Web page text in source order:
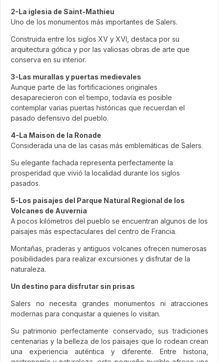
2-La iglesia de Saint-Mathieu
Uno de los monumentos más importantes de Salers.
Construida entre los siglos XV y XVI, destaca por su
arquitectura gótica y por las valiosas obras de arte que
conserva en su interior.
3-Las murallas y puertas medievales
Aunque parte de las fortificaciones originales
desaparecieron con el tiempo, todavía es posible
contemplar varias puertas históricas que recuerdan el
pasado defensivo del pueblo.
4-La Maison de la Ronade
Considerada una de las casas más emblemáticas de Salers.
Su elegante fachada representa perfectamente la
prosperidad que vivió la localidad durante los siglos
pasados.
5-Los paisajes del Parque Natural Regional de los
Volcanes de Auvernia
A pocos kilómetros del pueblo se encuentran algunos de los
paisajes más espectaculares del centro de Francia.
Montañas, praderas y antiguos volcanes ofrecen numerosas
posibilidades para realizar excursiones y disfrutar de la
naturaleza.
Un destino para disfrutar sin prisas
Salers no necesita grandes monumentos ni atracciones
modernas para conquistar a quienes lo visitan.
Su patrimonio perfectamente conservado, sus tradiciones
centenarias y la belleza de los paisajes que lo rodean crean
una experiencia auténtica y diferente. Entre historia,